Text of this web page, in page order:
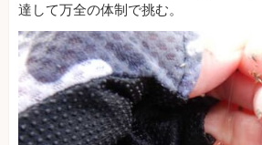
達して万全の体制で挑む。